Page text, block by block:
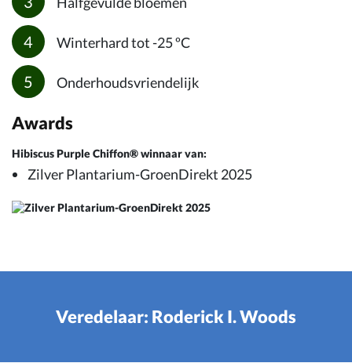
Winterhard tot -25 ºC
Onderhoudsvriendelijk
Awards
Hibiscus Purple Chiffon® winnaar van:
Zilver Plantarium-GroenDirekt 2025
Veredelaar: Roderick I. Woods